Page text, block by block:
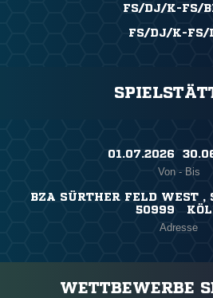
FS/DJ/K-FS/
FS/DJ/K-FS/
01.07.2026
Von - Bis
BZA SÜRTHER FELD WEST ,
50999
Adresse
WETTBEWERBE